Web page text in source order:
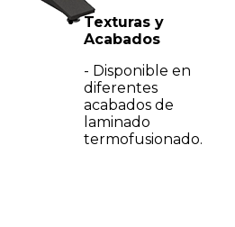
Texturas y
Acabados
- Disponible en
diferentes
acabados de
laminado
termofusionado.